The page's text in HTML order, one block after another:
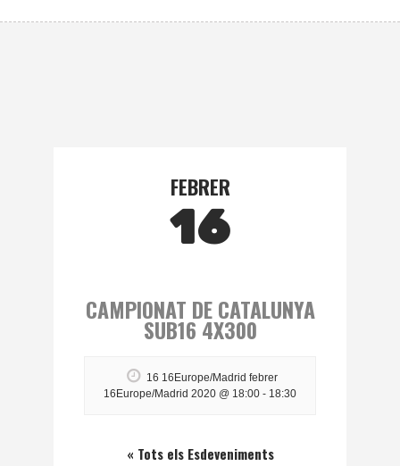
FEBRER
16
CAMPIONAT DE CATALUNYA
SUB16 4X300
16 16Europe/Madrid febrer
16Europe/Madrid 2020 @ 18:00 - 18:30
« Tots els Esdeveniments